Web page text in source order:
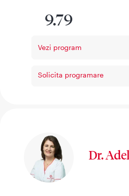
9.79
Vezi program
Solicita programare
Dr.